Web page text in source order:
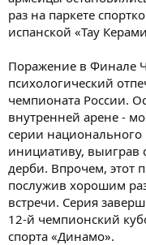
раз на паркете
испанской «Тау
Поражение в Финале
психологический
чемпионата России.
внутренней арене -
серии национального
инициативу, выиграв
дерби. Впрочем, этот
послужив хорошим
встречи. Серия
12-й чемпионский
спорта «Динамо».